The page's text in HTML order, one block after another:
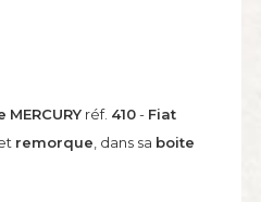
MERCURY réf. 410- Fiat
remorque, dans sa boite